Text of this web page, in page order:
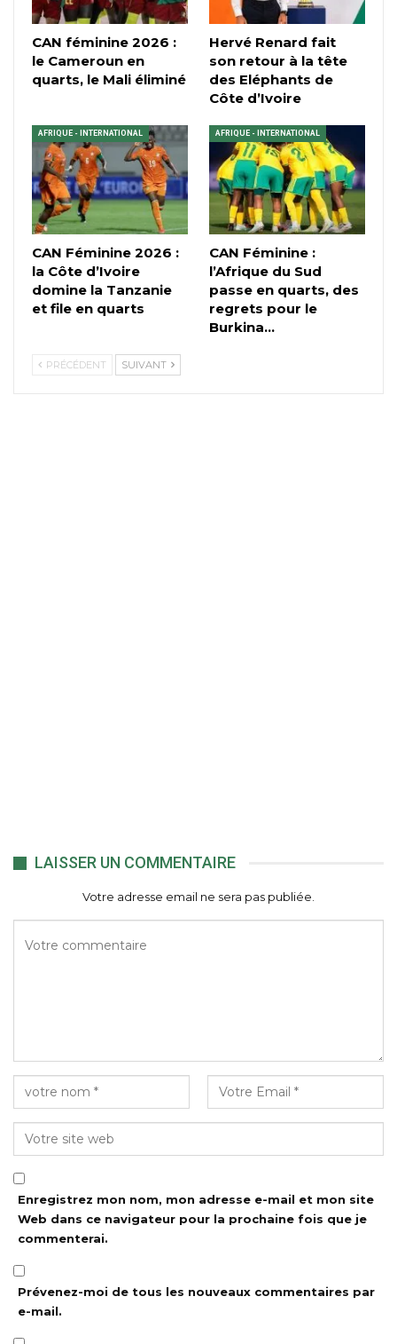
CAN féminine 2026 :
le Cameroun en
quarts, le Mali éliminé
Hervé Renard fait
son retour à la tête
des Eléphants de
Côte d’Ivoire
AFRIQUE - INTERNATIONAL
CAN Féminine 2026 :
la Côte d’Ivoire
domine la Tanzanie
et file en quarts
AFRIQUE - INTERNATIONAL
CAN Féminine :
l’Afrique du Sud
passe en quarts, des
regrets pour le
Burkina…
PRÉCÉDENT SUIVANT
LAISSER UN COMMENTAIRE
Votre adresse email ne sera pas publiée.
Enregistrez mon nom, mon adresse e-mail et mon site
Web dans ce navigateur pour la prochaine fois que je
commenterai.
Prévenez-moi de tous les nouveaux commentaires par
e-mail.